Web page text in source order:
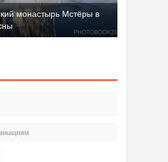
монастырь Мстёры в